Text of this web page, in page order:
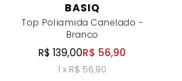
BASIQ
Top Poliamida Canelado -
Branco
R$ 139,00R$ 56,90
1 x R$ 56,90